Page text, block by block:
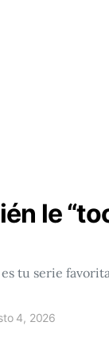
le
tu serie
4, 2026